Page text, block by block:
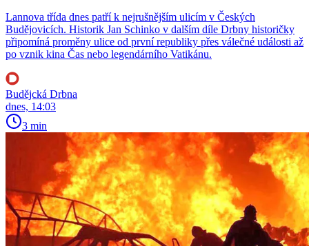
Lannova třída dnes patří k nejrušnějším ulicím v Českých
Budějovicích. Historik Jan Schinko v dalším díle Drbny historičky
připomíná proměny ulice od první republiky přes válečné události až
po vznik kina Čas nebo legendárního Vatikánu.
Budějcká Drbna
dnes, 14:03
3 min